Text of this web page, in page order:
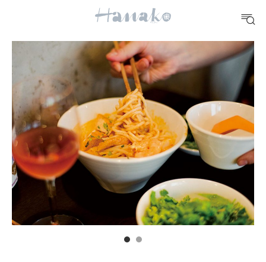
FOOD
おいしい
TRAVEL
どこ行く？
FORTUNE
明日のわたし